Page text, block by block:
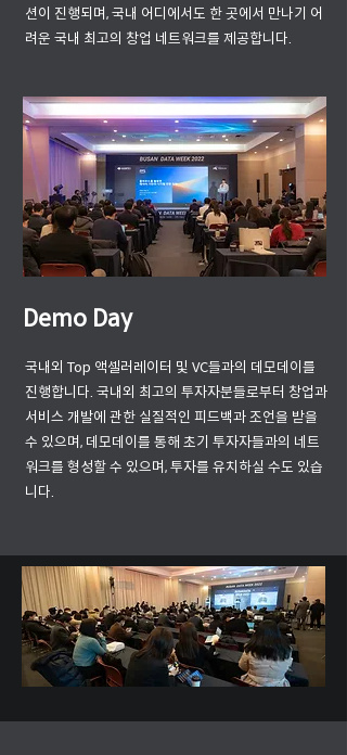
션이 진행되며, 국내 어디에서도 한 곳에서 만나기 어
려운 국내 최고의 창업 네트워크를 제공합니다.
Demo Day
국내외 Top 액셀러레이터 및 VC들과의 데모데이를
진행합니다. 국내외 최고의 투자자분들로부터 창업과
서비스 개발에 관한 실질적인 피드백과 조언을 받을
수 있으며, 데모데이를 통해 초기 투자자들과의 네트
워크를 형성할 수 있으며, 투자를 유치하실 수도 있습
니다.